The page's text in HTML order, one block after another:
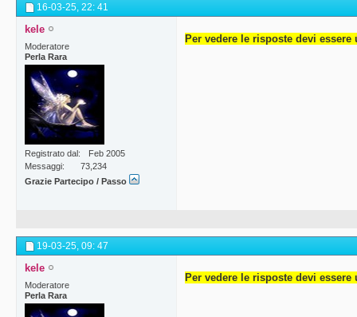
16-03-25, 22: 41
kele
Moderatore
Perla Rara
Registrato dal
Feb 2005
Messaggi
73,234
Grazie Partecipo / Passo
Per vedere le risposte devi essere
19-03-25, 09: 47
kele
Moderatore
Perla Rara
Per vedere le risposte devi